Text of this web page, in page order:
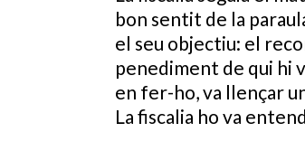
bon sentit de la
el seu objectiu: el
penediment de qui hi
en fer-ho, va llençar
La fiscalia ho va